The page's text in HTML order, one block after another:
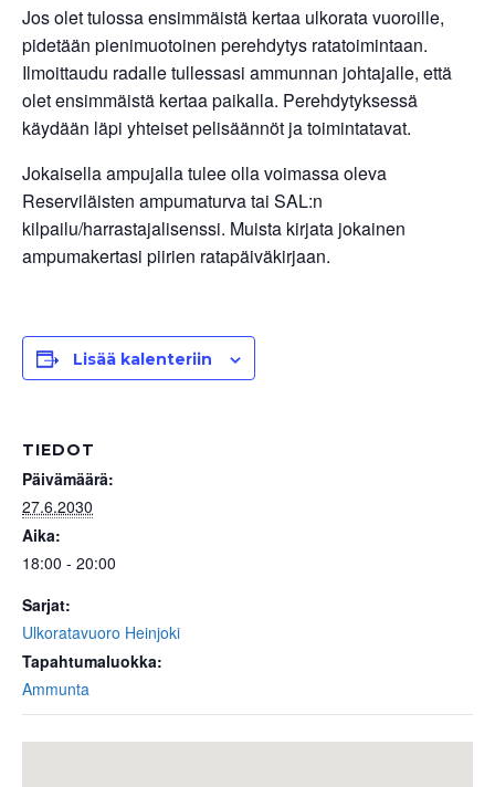
Jos olet tulossa ensimmäistä kertaa ulkorata vuoroille,
pidetään pienimuotoinen perehdytys ratatoimintaan.
Ilmoittaudu radalle tullessasi ammunnan johtajalle, että
olet ensimmäistä kertaa paikalla. Perehdytyksessä
käydään läpi yhteiset pelisäännöt ja toimintatavat.
Jokaisella ampujalla tulee olla voimassa oleva
Reserviläisten ampumaturva tai SAL:n
kilpailu/harrastajalisenssi. Muista kirjata jokainen
ampumakertasi piirien ratapäiväkirjaan.
Lisää kalenteriin
TIEDOT
Päivämäärä:
27.6.2030
Aika:
18:00 - 20:00
Sarjat:
Ulkoratavuoro Heinjoki
Tapahtumaluokka:
Ammunta